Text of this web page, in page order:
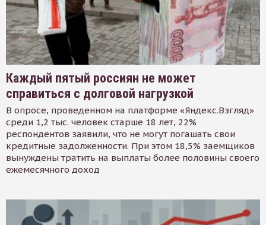
Каждый пятый россиян не может
справиться с долговой нагрузкой
В опросе, проведенном на платформе «Яндекс.Взгляд»
среди 1,2 тыс. человек старше 18 лет, 22%
респондентов заявили, что не могут погашать свои
кредитные задолженности. При этом 18,5% заемщиков
вынуждены тратить на выплаты более половины своего
ежемесячного доход